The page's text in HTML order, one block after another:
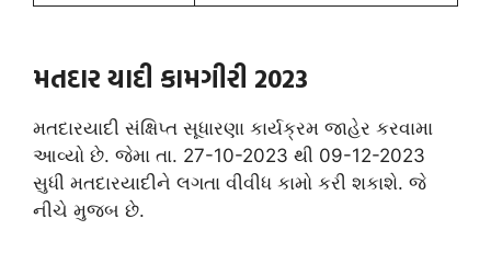
મતદાર યાદી કામગીરી 2023
મતદારયાદી સંક્ષિપ્ત સૂધારણા કાર્યક્રમ જાહેર કરવામા
આવ્યો છે. જેમા તા. 27-10-2023 થી 09-12-2023
સુધી મતદારયાદીને લગતા વીવીધ કામો કરી શકાશે. જે
નીચે મુજબ છે.